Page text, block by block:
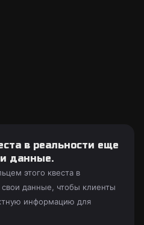
в реальности еще
данные.
этого квеста в
данные, чтобы клиенты
информацию для